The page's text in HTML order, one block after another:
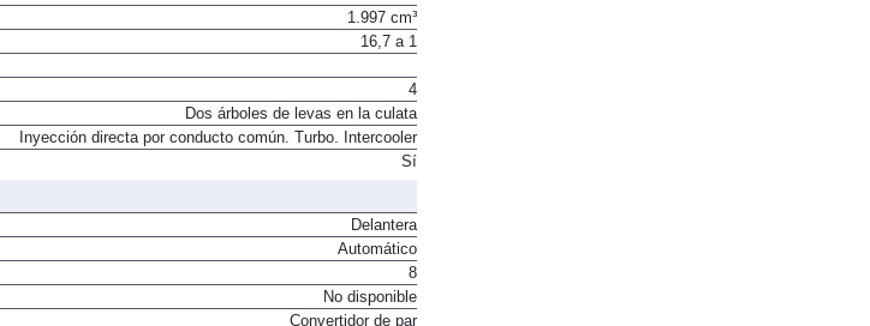
88 mm
1.997 cm³
4
Dos árboles de levas en la culata
Inyección directa por conducto común. Turbo. Intercooler
Delantera
Automático
8
No disponible